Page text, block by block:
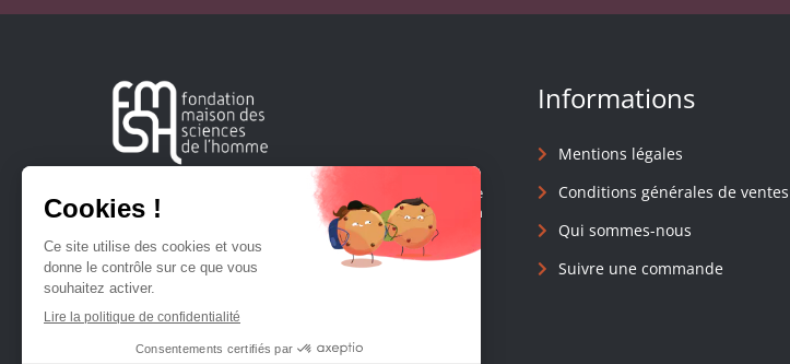
Créée en 1963, la Fondation Maison Sciences de l'Homme
soutient la recherche et la diffusion des connaissances en
Informations
Mentions légales
Conditions générales de ventes
Qui sommes-nous
Suivre une commande